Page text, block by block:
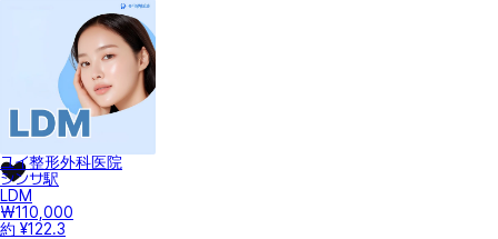
ユイ整形外科医院
シンサ駅
LDM
₩110,000
約 ¥122.3